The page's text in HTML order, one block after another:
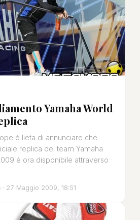
Yamaha World
è lieta di annunciare che
replica del team Yamaha
è ora disponibile attraverso
· 27 Maggio 2009, 18:51